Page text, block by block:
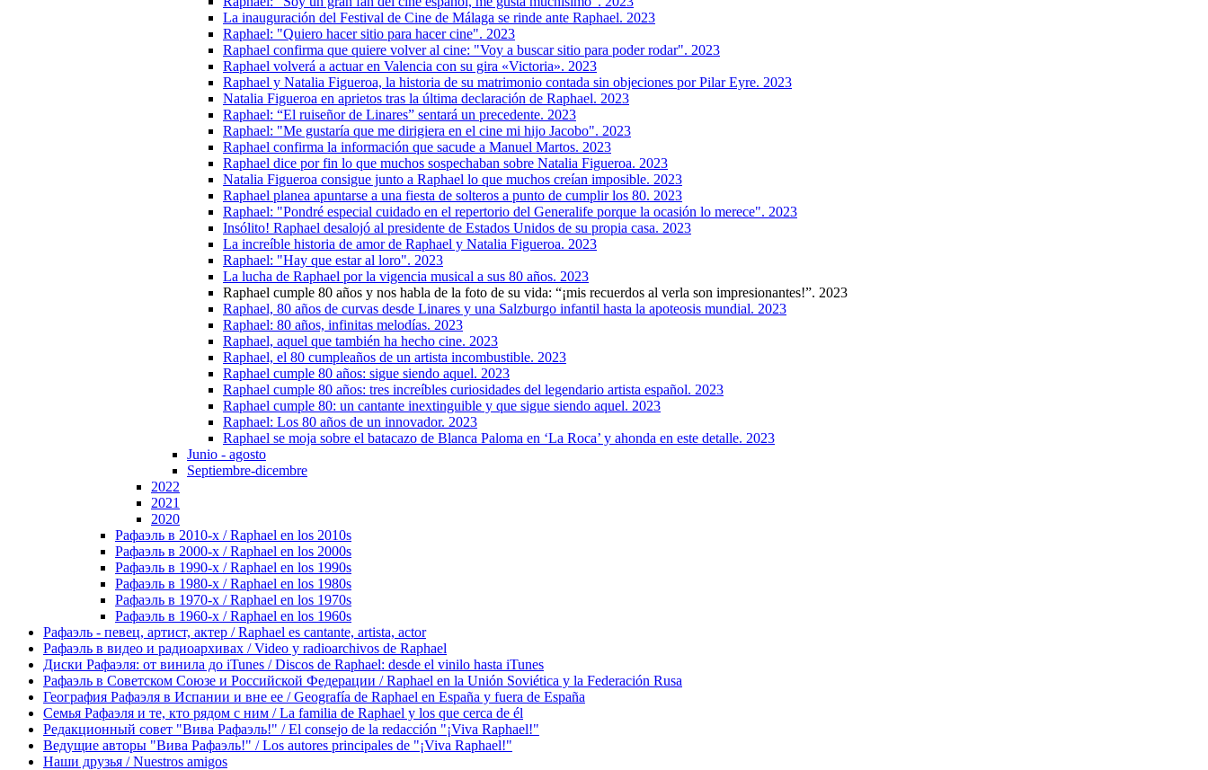
La inauguración del Festival de Cine de Málaga se rinde ante Raphael. 2023
Raphael: "Quiero hacer sitio para hacer cine". 2023
Raphael confirma que quiere volver al cine: "Voy a buscar sitio para poder rodar". 2023
Raphael volverá a actuar en Valencia con su gira «Victoria». 2023
Raphael y Natalia Figueroa, la historia de su matrimonio contada sin objeciones por Pilar Eyre. 2023
Natalia Figueroa en aprietos tras la última declaración de Raphael. 2023
Raphael: “El ruiseñor de Linares” sentará un precedente. 2023
Raphael: "Me gustaría que me dirigiera en el cine mi hijo Jacobo". 2023
Raphael confirma la información que sacude a Manuel Martos. 2023
Raphael dice por fin lo que muchos sospechaban sobre Natalia Figueroa. 2023
Natalia Figueroa consigue junto a Raphael lo que muchos creían imposible. 2023
Raphael planea apuntarse a una fiesta de solteros a punto de cumplir los 80. 2023
Raphael: "Pondré especial cuidado en el repertorio del Generalife porque la ocasión lo merece". 2023
Insólito! Raphael desalojó al presidente de Estados Unidos de su propia casa. 2023
La increíble historia de amor de Raphael y Natalia Figueroa. 2023
Raphael: "Hay que estar al loro". 2023
La lucha de Raphael por la vigencia musical a sus 80 años. 2023
Raphael cumple 80 años y nos habla de la foto de su vida: “¡mis recuerdos al verla son impresionantes!”. 2023
Raphael, 80 años de curvas desde Linares y una Salzburgo infantil hasta la apoteosis mundial. 2023
Raphael: 80 años, infinitas melodías. 2023
Raphael, aquel que también ha hecho cine. 2023
Raphael, el 80 cumpleaños de un artista incombustible. 2023
Raphael cumple 80 años: sigue siendo aquel. 2023
Raphael cumple 80 años: tres increíbles curiosidades del legendario artista español. 2023
Raphael cumple 80: un cantante inextinguible y que sigue siendo aquel. 2023
Raphael: Los 80 años de un innovador. 2023
Raphael se moja sobre el batacazo de Blanca Paloma en ‘La Roca’ y ahonda en este detalle. 2023
Junio - agosto
Septiembre-dicembre
2022
2021
2020
Рафаэль в 2010-х / Raphael en los 2010s
Рафаэль в 2000-х / Raphael en los 2000s
Рафаэль в 1990-х / Raphael en los 1990s
Рафаэль в 1980-х / Raphael en los 1980s
Рафаэль в 1970-х / Raphael en los 1970s
Рафаэль в 1960-х / Raphael en los 1960s
Рафаэль - певец, артист, актер / Raphael es cantante, artista, actor
Рафаэль в видео и радиоархивах / Video y radioarchivos de Raphael
Диски Рафаэля: от винила до iTunes / Discos de Raphael: desde el vinilo hasta iTunes
Рафаэль в Советском Союзе и Российской Федерации / Raphael en la Unión Soviética y la Federación Rusa
География Рафаэля в Испании и вне ее / Geografía de Raphael en España y fuera de España
Семья Рафаэля и те, кто рядом с ним / La familia de Raphael y los que cerca de él
Редакционный совет "Вива Рафаэль!" / El consejo de la redacción "¡Viva Raphael!"
Ведущие авторы "Вива Рафаэль!" / Los autores principales de "¡Viva Raphael!"
Наши друзья / Nuestros amigos